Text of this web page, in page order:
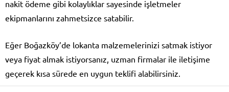
nakit ödeme gibi kolaylıklar sayesinde işletmeler
ekipmanlarını zahmetsizce satabilir.
Eğer Boğazköy’de lokanta malzemelerinizi satmak istiyor
veya fiyat almak istiyorsanız, uzman firmalar ile iletişime
geçerek kısa sürede en uygun teklifi alabilirsiniz.